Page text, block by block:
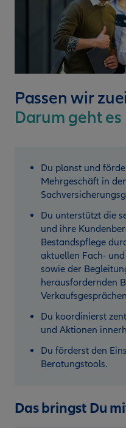
Passen wir
Darum geht es
Du planst und
Mehrgeschäft in
Du unterstützt die
und ihre
Bestandspflege
aktuellen Fach-
sowie der
herausfordernden
Du koordinierst
und Aktionen
Du förderst den
Beratungstools.
Das bringst Du